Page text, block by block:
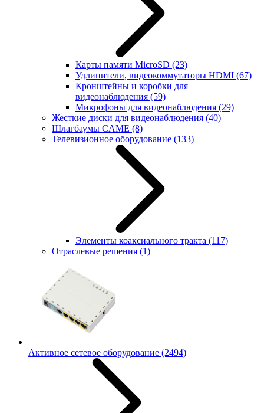
Карты памяти MicroSD (23)
Удлинители, видеокоммутаторы HDMI (67)
Кронштейны и коробки для
видеонаблюдения (59)
Микрофоны для видеонаблюдения (29)
Жесткие диски для видеонаблюдения (40)
Шлагбаумы CAME (8)
Телевизионное оборудование (133)
Элементы коаксиального тракта (117)
Отраслевые решения (1)
Активное сетевое оборудование (2494)